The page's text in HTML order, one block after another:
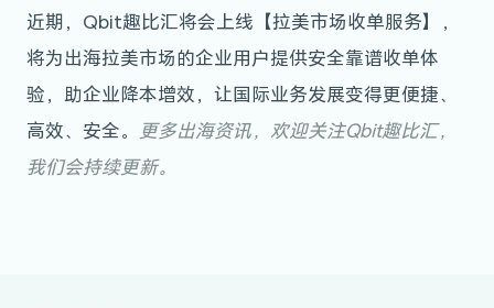
近期，Qbit趣比汇将会上线【拉美市场收单服务】，
将为出海拉美市场的企业用户提供安全靠谱收单体
验，助企业降本增效，让国际业务发展变得更便捷、
高效、安全。
更多出海资讯，欢迎关注Qbit趣比汇，
我们会持续更新。